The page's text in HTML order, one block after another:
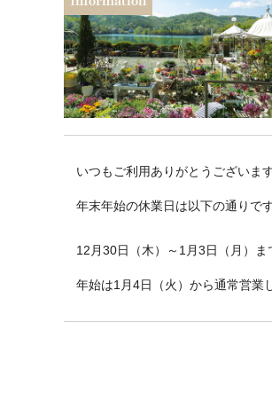
いつもご利用ありがとうございます
年末年始の休業日は以下の通りです
12月30日（木）～1月3日（月）ま
年始は1月4日（火）から通常営業